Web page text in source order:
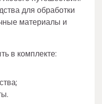
для обработки
материалы и
в комплекте: